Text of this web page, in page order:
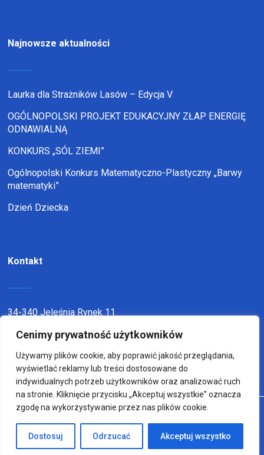
Cenimy prywatność użytkowników
Używamy plików cookie, aby poprawić jakość przeglądania,
wyświetlać reklamy lub treści dostosowane do
indywidualnych potrzeb użytkowników oraz analizować ruch
na stronie. Kliknięcie przycisku „Akceptuj wszystkie” oznacza
zgodę na wykorzystywanie przez nas plików cookie.
Dostosuj Odrzucać Akceptuj wszystko
Najnowsze aktualności
Laurka dla Strażników Lasów – Edycja V
OGÓLNOPOLSKI PROJEKT EDUKACYJNY ZŁAP ENERGIĘ
ODNAWIALNĄ
KONKURS „SÓL ZIEMI”
Ogólnopolski Konkurs Matematyczno-Plastyczny „Barwy
matematyki”
Dzień Dziecka
Kontakt
34-340 Jeleśnia Rynek 11
telefon:338636116
email:sp1jel@op.pl
Wykonanie:sm32 STUDIO